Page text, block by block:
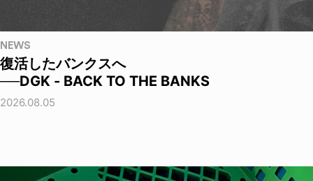
NEWS
復活したバンクスへ
──DGK - BACK TO THE BANKS
2026.08.05